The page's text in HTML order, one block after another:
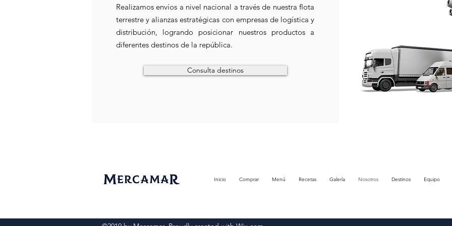
Realizamos envíos a nivel nacional a través de nuestra ﬂota
terrestre y alianzas estratégicas con empresas de logística y
distribución, logrando posicionar nuestros productos a
diferentes destinos de la república.
Consulta destinos
Inicio Comprar Menú Recetas Galería Nosotros Destinos Equipo